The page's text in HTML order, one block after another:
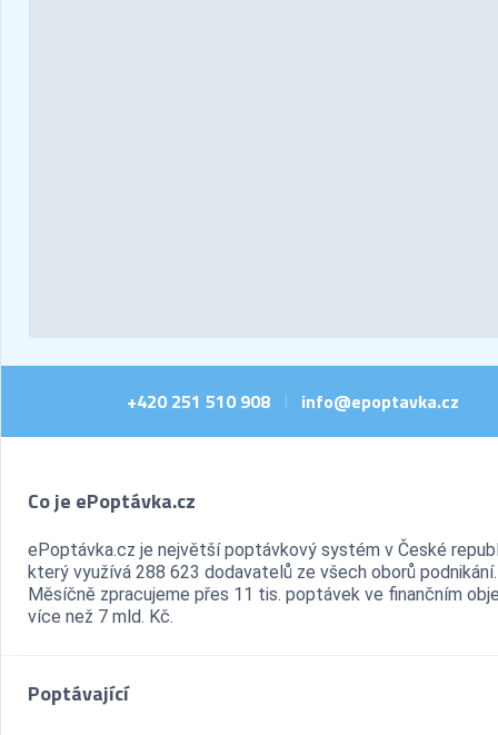
+420 251 510 908 info@epoptavka.cz
Co je ePoptávka.cz
ePoptávka.cz je největší poptávkový systém v České
který využívá 288 623 dodavatelů ze všech oborů podnikání.
Měsíčně zpracujeme přes 11 tis. poptávek ve finančním
více než 7 mld. Kč.
Poptávající